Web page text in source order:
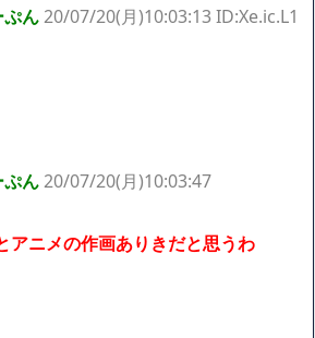
ん20/07/20(月)10:03:13 ID:Xe.ic.L1
ん20/07/20(月)10:03:47
アニメの作画ありきだと思うわ